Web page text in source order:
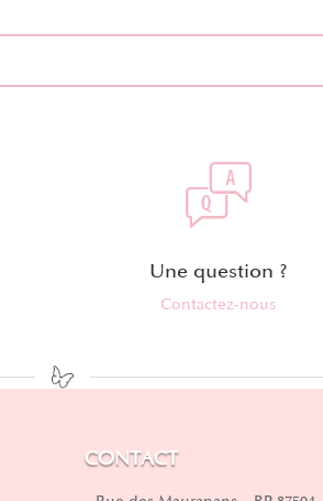
Une question ?
Contactez-nous
CONTACT